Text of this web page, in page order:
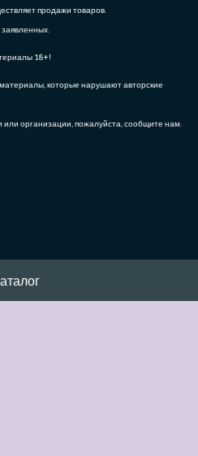
продажи товаров.
18+!
которые нарушают авторские
организации, пожалуйста, сообщите нам.